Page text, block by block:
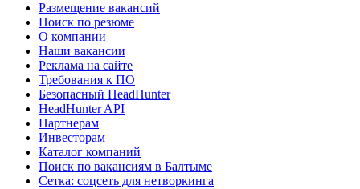
Размещение вакансий
Поиск по резюме
О компании
Наши вакансии
Реклама на сайте
Требования к ПО
Безопасный HeadHunter
HeadHunter API
Партнерам
Инвесторам
Каталог компаний
Поиск по вакансиям в Балтыме
Сетка: соцсеть для нетворкинга